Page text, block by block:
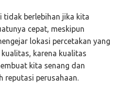
tidak berlebihan jika kita
cepat, meskipun
lokasi percetakan yang
karena kualitas
kita senang dan
reputasi perusahaan.